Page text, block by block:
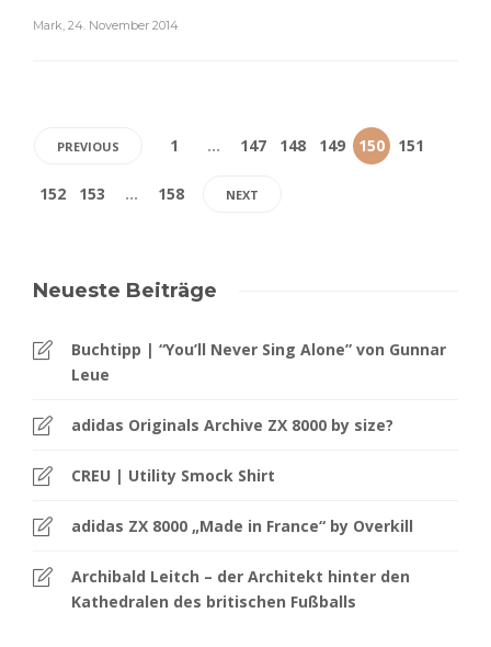
Mark, 24. November 2014
PREVIOUS 1 … 147 148 149 150 151
152 153 … 158 NEXT
Neueste Beiträge
Buchtipp | “You’ll Never Sing Alone” von Gunnar
Leue
adidas Originals Archive ZX 8000 by size?
CREU | Utility Smock Shirt
adidas ZX 8000 „Made in France“ by Overkill
Archibald Leitch – der Architekt hinter den
Kathedralen des britischen Fußballs